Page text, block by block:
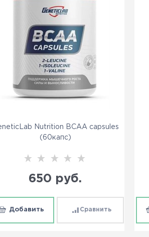
Nutrition BCAA capsules
(60капс)
650 руб.
Добавить Сравнить